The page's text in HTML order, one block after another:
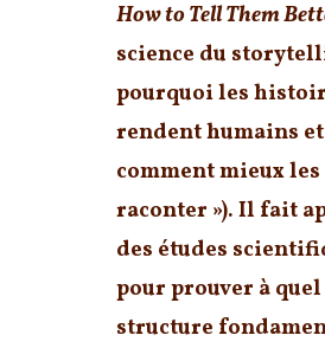
How to Tell Them
science du
pourquoi les
rendent humains et
comment mieux les
raconter »). Il fait
des études
pour prouver à
structure